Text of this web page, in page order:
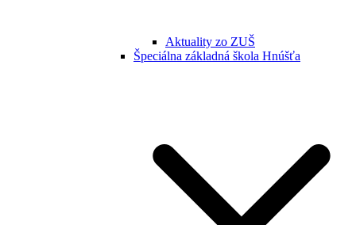
Aktuality zo ZUŠ
Špeciálna základná škola Hnúšťa